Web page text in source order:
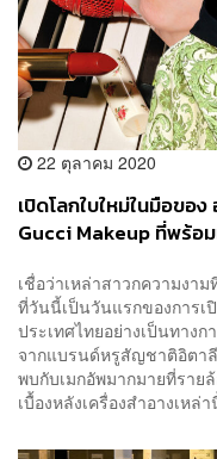
22 ตุลาคม 2020
เปิดโลกใบใหม่ในมือขอ
Gucci Makeup ที่พร้อ
เชื่อว่าเหล่าสาวกความง
ที่วันนี้เป็นวันแรกของการเ
ประเทศไทยอย่างเป็นทางก
จากแบรนด์หรูสัญชาติอิตา
พบกับเมกอัพมากมายที่ราย
เบื้องหลังเครื่องสำอางเหล่